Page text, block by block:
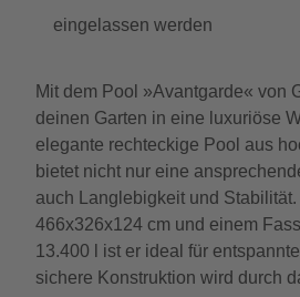
eingelassen werden
Mit dem Pool »Avantgarde« von
deinen Garten in eine luxuriöse
elegante rechteckige Pool aus
bietet nicht nur eine
auch Langlebigkeit und
466x326x124 cm und einem
13.400 l ist er ideal für
sichere Konstruktion wird durch